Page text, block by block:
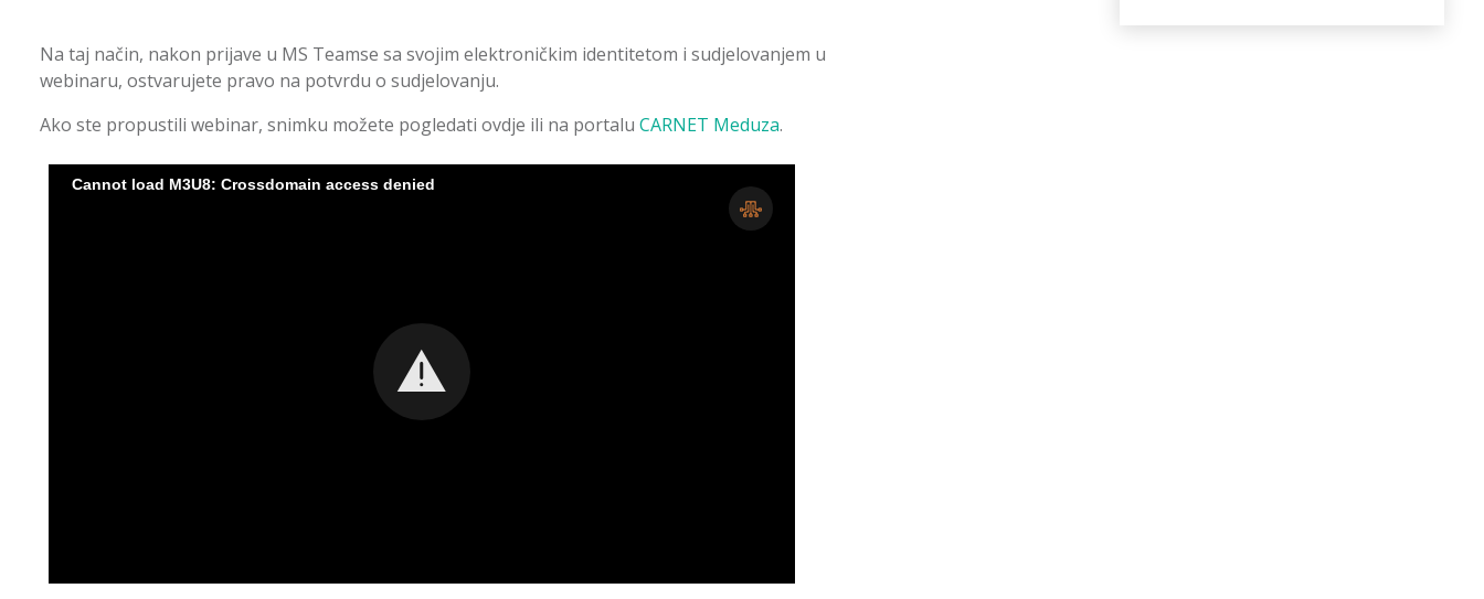
Na taj način, nakon prijave u MS Teamse sa svojim elektroničkim identitetom i sudjelovanjem u
webinaru, ostvarujete pravo na potvrdu o sudjelovanju.
Ako ste propustili webinar, snimku možete pogledati ovdje ili na portalu CARNET Meduza.